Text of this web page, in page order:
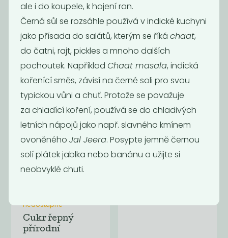
Cukr přírodní
řepný
65
Třtinový cukr
tmavý jemně
mletý
70
nedostupné
Cukr řepný
přírodní
ale i do koupele, k hojení ran.
Černá sůl se rozsáhle používá v indické kuchyni
jako přísada do salátů, kterým se říká chaat,
do čatni, rajt, pickles a mnoho dalších
pochoutek. Například Chaat masala, indická
kořenící směs, závisí na černé soli pro svou
typickou vůni a chuť. Protože se považuje
za chladící koření, používá se do chladivých
letních nápojů jako např. slavného kmínem
ovoněného Jal Jeera. Posypte jemně černou
solí plátek jablka nebo banánu a užijte si
neobvyklé chuti.